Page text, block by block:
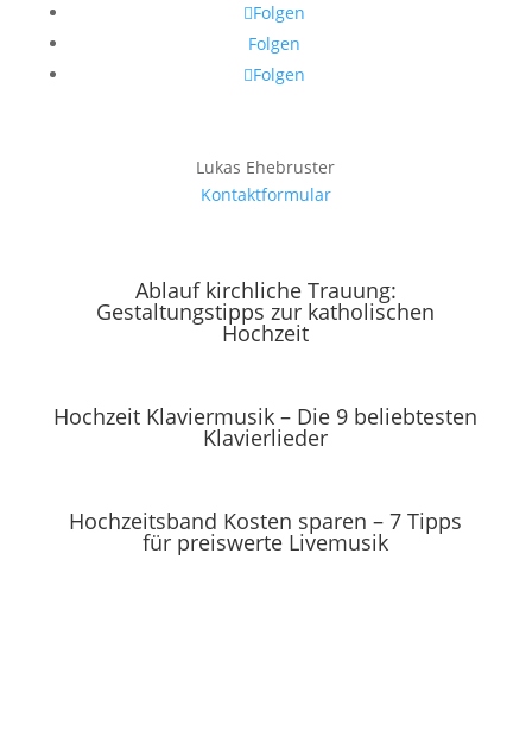
Folgen
Folgen
Folgen
Lukas Ehebruster
Kontaktformular
Ablauf kirchliche Trauung:
Gestaltungstipps zur katholischen
Hochzeit
Hochzeit Klaviermusik – Die 9 beliebtesten
Klavierlieder
Hochzeitsband Kosten sparen – 7 Tipps
für preiswerte Livemusik